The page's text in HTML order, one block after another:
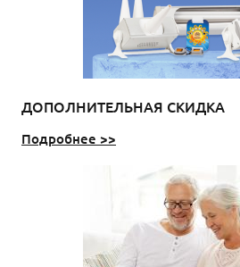
ДОПОЛНИТЕЛЬНАЯ СКИДКА
Подробнее >>